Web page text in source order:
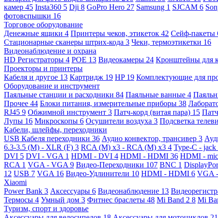
камер 45 Insta360 5 Dji 8 GoPro Hero 27 Samsung 1 SJCAM 6
фотовспышки 16
Торговое оборудование
Денежные ящики 4 Принтеры чеков, этикеток 42 Сейф-пакеты
Стационарные сканеры штрих-кода 3 Чеки, термоэтикетки 16
Видеонаблюдение и охрана
HD Регистраторы 4 POE 13 Видеокамеры 24 Кронштейны для
Проекторы и принтеры
Кабеля и другое 13 Картридж 19 HP 19 Комплектующие для
Оборудование и инструмент
Паяльные станции и расходники 84 Паяльные ванные 4
Прочее 44 Блоки питания, измерительные приборы 38
RJ45 9 Обжимной инструмент 3 Патч-корд (витая пара) 15
Лупы 16 Микроскопы 6 Осушители воздуха 3 Подсветка
Кабели, шлейфы, переходники
USB Кабеля переходники 36 Аудио конвектор, трансивер 3
6.3-3.5 (M) - XLR (F) 3 RCA (M) x3 - RCA (M) x3 4 Type-C -
DVI 5 DVI - VGA 1 HDMI - DVI 4 HDMI - HDMI 36 HDMI -
RCA 1 VGA - VGA 9 Видео-Переходники 107 BNC 1
12 USB 7 VGA 16 Видео-Удлинители 10 HDMI - HDMI 6 VGA
Xiaomi
Power Bank 3 Аксессуары 6 Видеонаблюдение 13
Термосы 4 Умный дом 3 Фитнес браслеты 48 Mi Band 2 8 Mi
Туризм, спорт и здоровье